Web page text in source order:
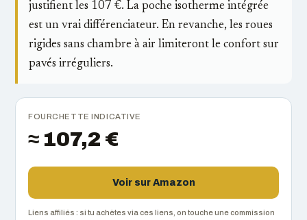
justifient les 107 €. La poche isotherme intégrée
est un vrai différenciateur. En revanche, les roues
rigides sans chambre à air limiteront le confort sur
pavés irréguliers.
FOURCHETTE INDICATIVE
≈ 107,2 €
Voir sur Amazon
Liens affiliés : si tu achètes via ces liens, on touche une commission